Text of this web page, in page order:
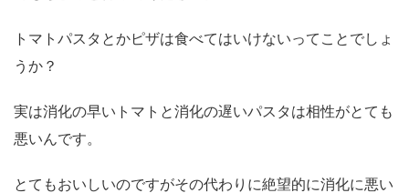
トマトパスタとかピザは食べてはいけないってことでしょ
うか？
実は消化の早いトマトと消化の遅いパスタは相性がとても
悪いんです。
とてもおいしいのですがその代わりに絶望的に消化に悪い